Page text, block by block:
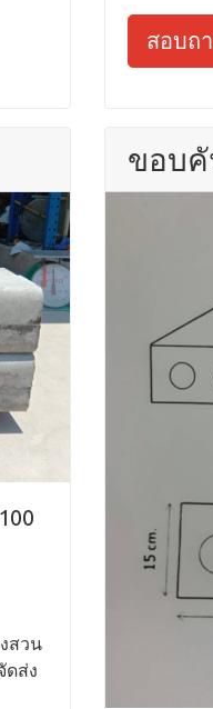
สอบถ
สวน
ดส่ง
ขอบคั